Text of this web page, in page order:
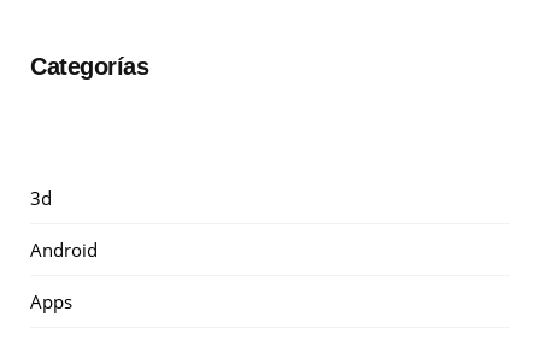
Categorías
3d
Android
Apps